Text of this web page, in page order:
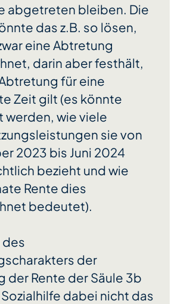
abgetreten bleiben. Die
das z.B. so lösen,
eine Abtretung
darin aber festhält,
für eine
Zeit gilt (es könnte
werden, wie viele
sie von
2023 bis Juni 2024
bezieht und wie
Rente dies
bedeutet).
des
der
der Rente der Säule 3b
dabei nicht das